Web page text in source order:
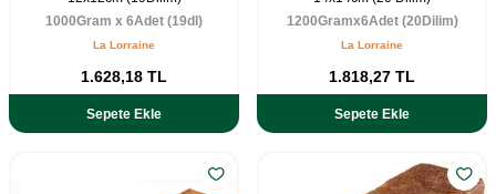
1000Gram x 6Adet (19dl)
La Lorraine
1.628,18 TL
Sepete Ekle
1200Gramx6Adet (20Dilim)
La Lorraine
1.818,27 TL
Sepete Ekle